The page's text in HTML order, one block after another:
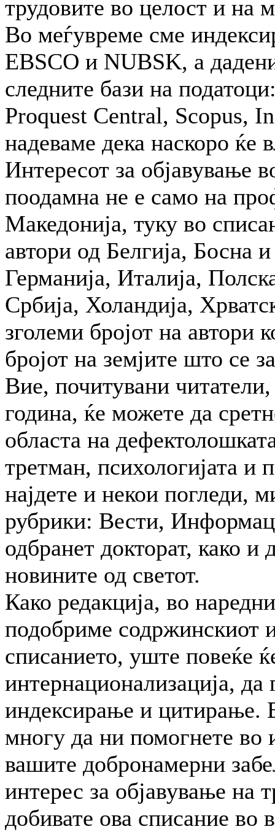
трудовите во целост и на
Во меѓувреме сме
EBSCO и NUBSK, а
следните бази на
Proquest Central, Scopus,
надева­ме дека наскоро ќе
Интересот за објавување
поодамна не е само на
Македонија, туку во
автори од Белгија, Босна
Германија, Италија,
Србија, Холандија,
зголеми бројот на автори
бројот на зем­ји­те што се
Вие, почитувани
година, ќе можете да
областа на
третман, психологијата и
најдете и некои погледи,
рубри­ки: Вести,
одбранет докторат, како и
новините од светот.
Како редакција, во
подобриме содржинскиот
списанието, уште повеќе
интернационализација, да
индексирање и цитирање.
многу да ни помогнете во
вашите добронамерни
ин­терес за објавување на
добивате ова списание во